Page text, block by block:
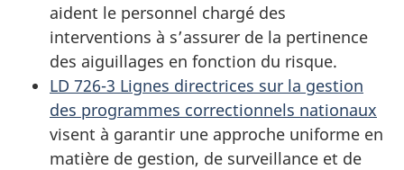
aident le personnel chargé des
interventions à s’assurer de la pertinence
des aiguillages en fonction du risque.
LD 726-3 Lignes directrices sur la gestion
des programmes correctionnels nationaux
visent à garantir une approche uniforme en
matière de gestion, de surveillance et de